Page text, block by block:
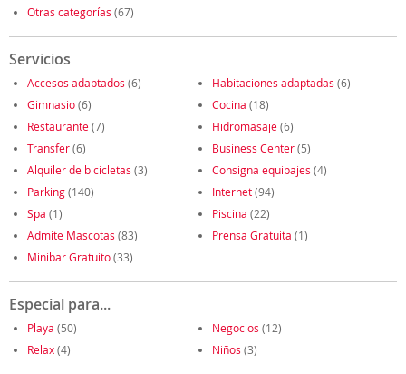
Otras categorías (67)
Servicios
Accesos adaptados (6) Habitaciones adaptadas (6)
Gimnasio(6) Cocina (18)
Restaurante(7) Hidromasaje(6)
Transfer(6) Business Center(5)
Alquiler de bicicletas (3) Consigna equipajes (4)
Parking(140) Internet(94)
Spa (1) Piscina (22)
Admite Mascotas (83) Prensa Gratuita (1)
Minibar Gratuito(33)
Especial para...
Playa (50) Negocios (12)
Relax(4) Niños (3)